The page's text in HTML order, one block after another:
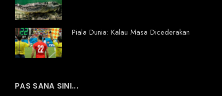
Piala Dunia: Kalau Masa Dicederakan
PAS SANA SINI...